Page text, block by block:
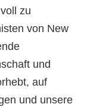
zu
von New
und
auf
und unsere